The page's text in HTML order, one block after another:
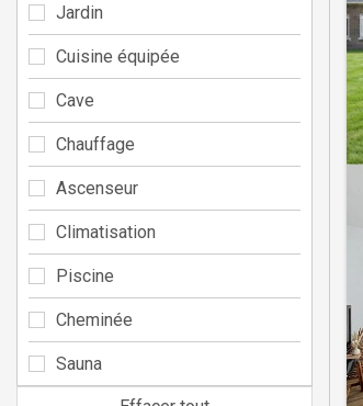
Jardin
Cuisine équipée
Cave
Chauffage
Ascenseur
Climatisation
Piscine
Cheminée
Sauna